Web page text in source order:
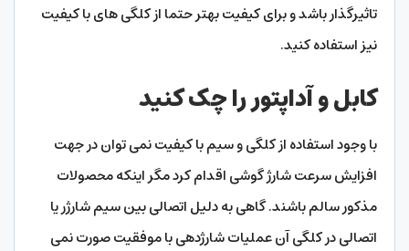
تاثیرگذار باشد و برای کیفیت بهتر حتما از کلگی های با کیفیت
نیز استفاده کنید.
کابل و آداپتور را چک کنید
با وجود استفاده از کلگی و سیم با کیفیت نمی توان در جهت
افزایش سرعت شارژ گوشی اقدام کرد مگر اینکه محصولات
مذکور سالم باشند. گاهی به دلیل اتصالی بین سیم شارژر یا
اتصالی در کلگی آن عملیات شارژدهی با موفقیت صورت نمی